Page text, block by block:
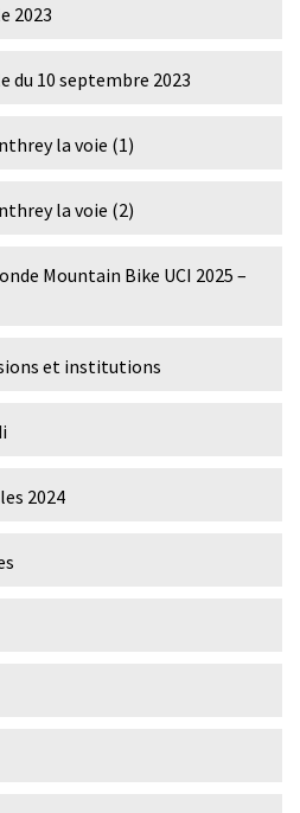
2023
du 10 septembre 2023
la voie (1)
la voie (2)
Mountain Bike UCI 2025 –
et institutions
2024